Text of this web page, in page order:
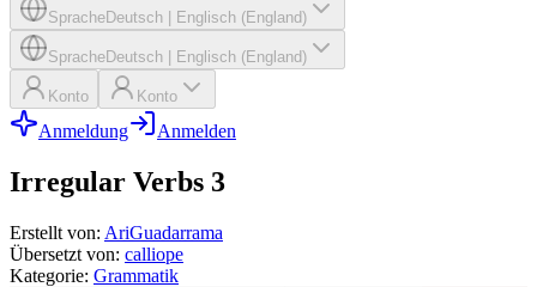
SpracheDeutsch Englisch (England)
SpracheDeutsch Englisch (England)
Konto Konto
Anmeldung Anmelden
Irregular Verbs 3
Erstellt von: AriGuadarrama
Übersetzt von: calliope
Kategorie: Grammatik